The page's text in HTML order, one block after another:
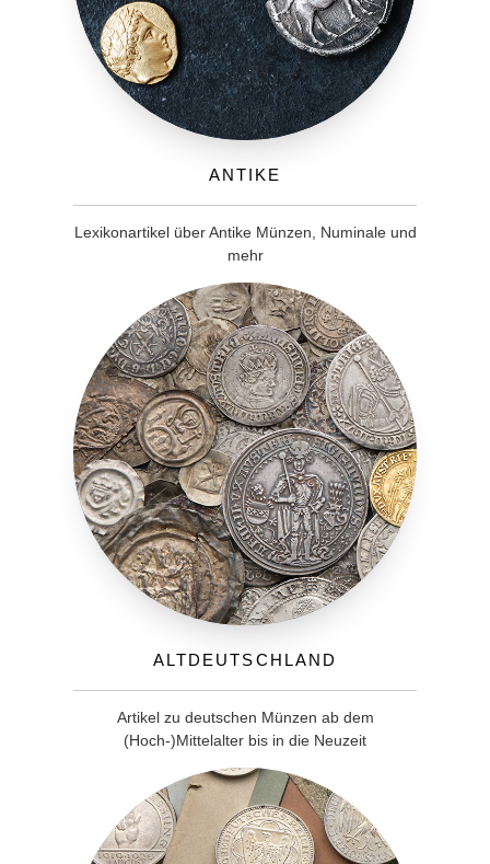
Antike
Lexikonartikel über Antike Münzen, Numinale und
mehr
Altdeutschland
Artikel zu deutschen Münzen ab dem
(Hoch-)Mittelalter bis in die Neuzeit